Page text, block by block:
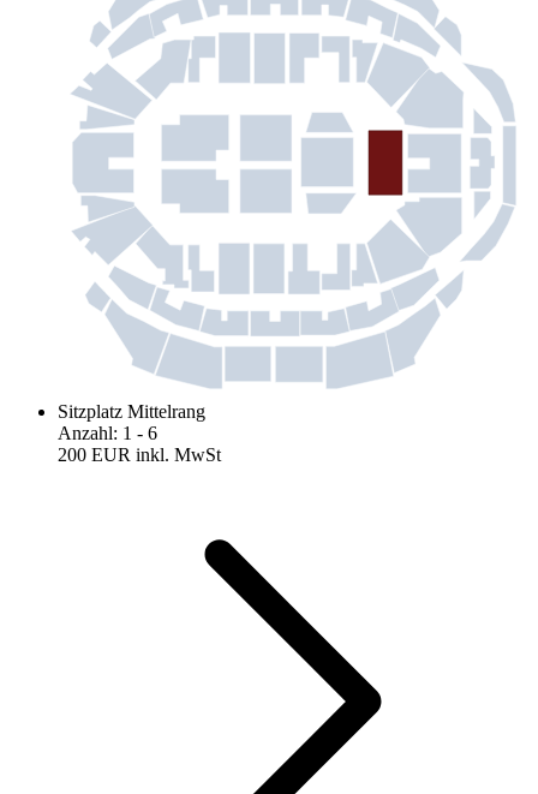
Sitzplatz Mittelrang
Anzahl: 1 - 6
200 EUR inkl. MwSt